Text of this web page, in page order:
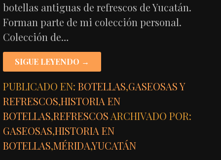
botellas antiguas de refrescos de Yucatán.
Forman parte de mi colección personal.
Colección de…
SIGUE LEYENDO →
PUBLICADO EN:BOTELLAS,GASEOSAS Y
REFRESCOS,HISTORIA EN
BOTELLAS,REFRESCOS ARCHIVADO POR:
GASEOSAS,HISTORIA EN
BOTELLAS,MÉRIDA,YUCATÁN